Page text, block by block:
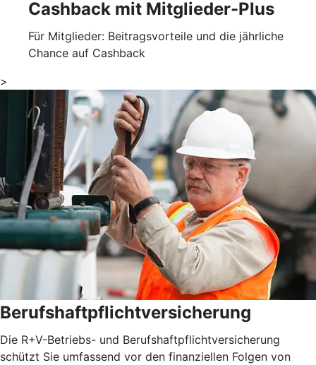
Cashback mit Mitglieder-Plus
Für Mitglieder: Beitragsvorteile und die jährliche
Chance auf Cashback
>
Berufshaftpflichtversicherung
Die R+V-Betriebs- und Berufshaftpflichtversicherung
schützt Sie umfassend vor den finanziellen Folgen von